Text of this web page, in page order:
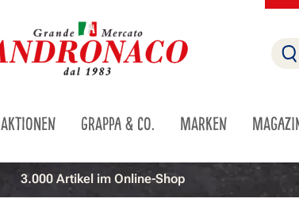
AKTIONEN GRAPPA & CO. MARKEN
3.000 Artikel im Online-Shop